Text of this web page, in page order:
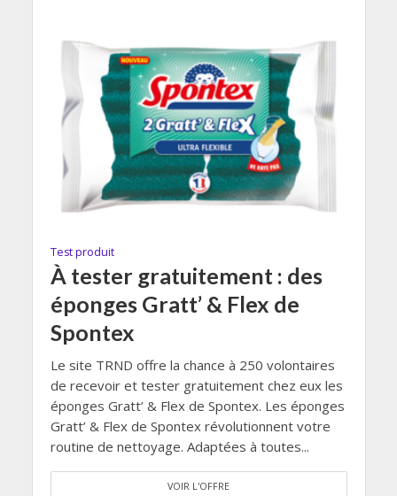
Test produit
À tester gratuitement : des
éponges Gratt’ & Flex de
Spontex
Le site TRND offre la chance à 250 volontaires
de recevoir et tester gratuitement chez eux les
éponges Gratt’ & Flex de Spontex. Les éponges
Gratt’ & Flex de Spontex révolutionnent votre
routine de nettoyage. Adaptées à toutes...
VOIR L'OFFRE